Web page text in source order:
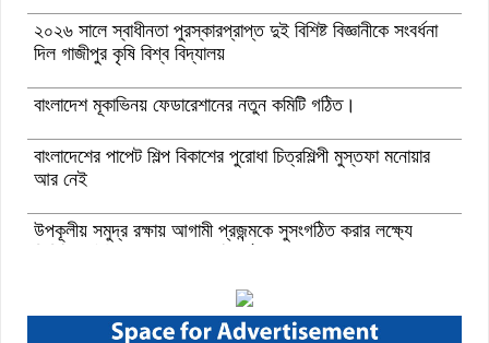
২০২৬ সালে স্বাধীনতা পুরস্কারপ্রাপ্ত দুই বিশিষ্ট বিজ্ঞানীকে সংবর্ধনা
দিল গাজীপুর কৃষি বিশ্ব বিদ্যালয়
বাংলাদেশ মূকাভিনয় ফেডারেশানের নতুন কমিটি গঠিত।
বাংলাদেশের পাপেট শিল্প বিকাশের পুরোধা চিত্রশিল্পী মুস্তফা মনোয়ার
আর নেই
উপকূলীয় সমুদ্র রক্ষায় আগামী প্রজন্মকে সুসংগঠিত করার লক্ষ্যে
“বাংলাদেশ ইনস্টিটিউট অব ট্যুরিজম অ্যান্ড হসপিটালিটি” তে ৬ মাস
মেয়াদী চারটি সার্টিফিকেট কোর্সে ভর্তি শুরু হয়েছে।